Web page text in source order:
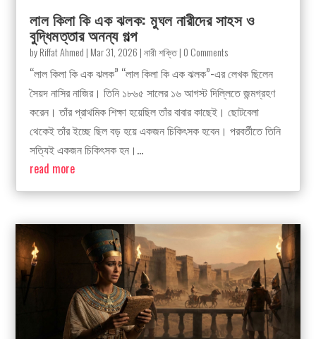
লাল কিলা কি এক ঝলক: মুঘল নারীদের সাহস ও
বুদ্ধিমত্তার অনন্য গল্প
byRiffat Ahmed | Mar 31, 2026 |নারী শক্তি| 0 Comments
“লাল কিলা কি এক ঝলক” “লাল কিলা কি এক ঝলক”-এর লেখক ছিলেন
সৈয়দ নাসির নাজির। তিনি ১৮৬৫ সালের ১৬ আগস্ট দিল্লিতে জন্মগ্রহণ
করেন। তাঁর প্রাথমিক শিক্ষা হয়েছিল তাঁর বাবার কাছেই। ছোটবেলা
থেকেই তাঁর ইচ্ছে ছিল বড় হয়ে একজন চিকিৎসক হবেন। পরবর্তীতে তিনি
সত্যিই একজন চিকিৎসক হন।...
read more